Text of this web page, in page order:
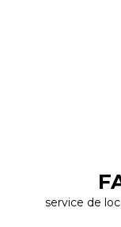
service de